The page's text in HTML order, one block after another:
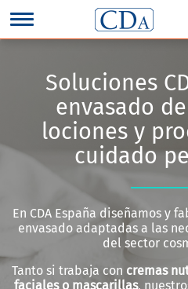
Soluciones
envasado
lociones y
cuidado
En CDA España diseñamos y
envasado adaptadas a las
del sector
Tanto si trabaja con cremas
faciales o mascarillas,